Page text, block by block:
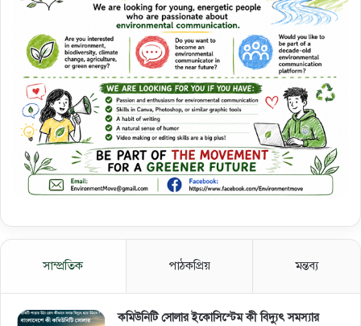
সাম্প্রতিক পাঠকপ্রিয় মন্তব্য
কমিউনিটি সোলার ইকোসিস্টেম কী বিদ্যুৎ সমস্যার